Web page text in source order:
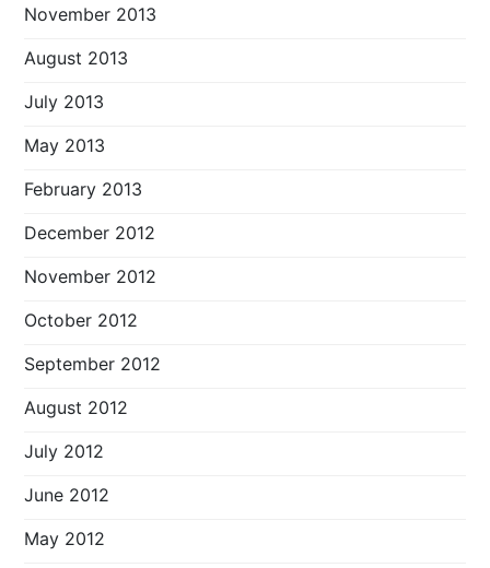
November 2013
August 2013
July 2013
May 2013
February 2013
December 2012
November 2012
October 2012
September 2012
August 2012
July 2012
June 2012
May 2012